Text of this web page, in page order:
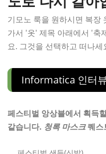
기모노 룩을 원하시면 복장
가서 '옷' 제목 아래에서 '축
요. 그것을 선택하고 떠나세
Informatica 인터
페스티벌 앙상블에서 획득
같습니다. 청록 마스크퀘스